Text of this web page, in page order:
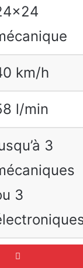
km/h
l/min
3
3
5 400